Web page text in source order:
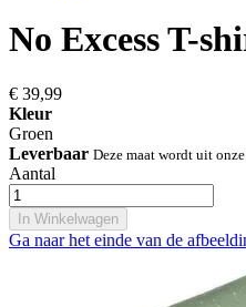
No Excess T-
€ 39,99
Kleur
Groen
Leverbaar Deze maat wordt uit
Aantal
In Winkelwagen
Ga naar het einde van de